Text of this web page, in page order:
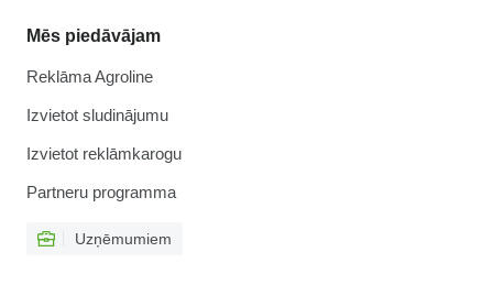
Mēs piedāvājam
Reklāma Agroline
Izvietot sludinājumu
Izvietot reklāmkarogu
Partneru programma
Uzņēmumiem